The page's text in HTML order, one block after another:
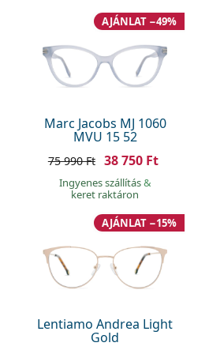
Marc Jacobs MJ 1060
MVU 15 52
AJÁNLAT −49%
75 990 Ft 38 750 Ft
Ingyenes szállítás&
keret raktáron
Lentiamo Andrea Light
Gold
AJÁNLAT −15%